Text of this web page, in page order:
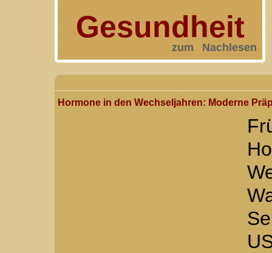
Gesundheit
zum Nachlesen
Hormone in den Wechseljahren: Moderne